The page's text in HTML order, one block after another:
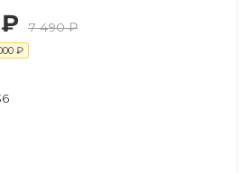
₽ 7 490₽
₽